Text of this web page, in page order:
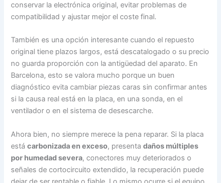
conservar la electrónica original, evitar problemas de
compatibilidad y ajustar mejor el coste final.
También es una opción interesante cuando el repuesto
original tiene plazos largos, está descatalogado o su precio
no guarda proporción con la antigüedad del aparato. En
Barcelona, esto se valora mucho porque un buen
diagnóstico evita cambiar piezas caras sin confirmar antes
si la causa real está en la placa, en una sonda, en el
ventilador o en el sistema de desescarche.
Ahora bien, no siempre merece la pena reparar. Si la placa
estácarbonizada en exceso, presentadaños múltiples
por humedad severa, conectores muy deteriorados o
señales de cortocircuito extendido, la recuperación puede